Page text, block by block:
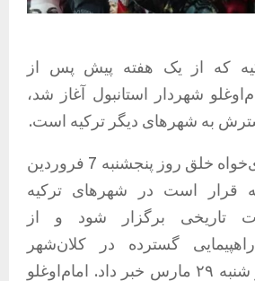
که از یک هفته پیش پس از
شهردار استانبول آغاز شد،
به شهرهای دیگر ترکیه است.
رهبر حزب جمهوری‌خواه خلق روز پنجشنبه 7 فروردین
قرار است در شهرهای ترکیه
تاریخی برگزار شود و از
گسترده در کلان‌شهر
استانبول برای روز شنبه ۲۹ مارس خبر داد. امام‌اوغلو